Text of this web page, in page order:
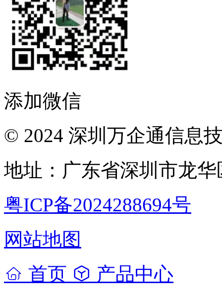
添加微信
© 2024 深圳万企通信息
地址：广东省深圳市龙
粤ICP备2024288694号
网站地图
首页
产品中心